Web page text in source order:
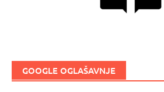
GOOGLE OGLAŠAVNJE